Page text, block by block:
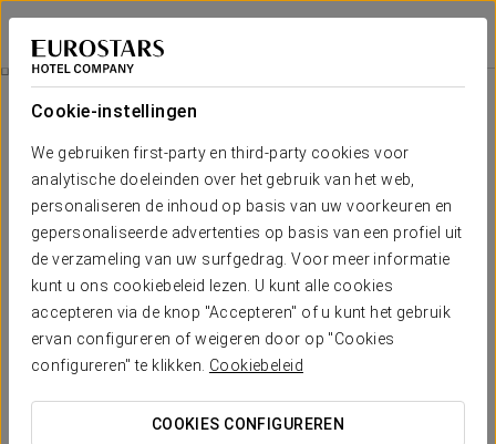
Cookie-instellingen
We gebruiken first-party en third-party cookies voor
analytische doeleinden over het gebruik van het web,
personaliseren de inhoud op basis van uw voorkeuren en
gepersonaliseerde advertenties op basis van een profiel uit
de verzameling van uw surfgedrag. Voor meer informatie
kunt u ons cookiebeleid lezen. U kunt alle cookies
accepteren via de knop "Accepteren" of u kunt het gebruik
ervan configureren of weigeren door op "Cookies
configureren" te klikken. Cookiebeleid
COOKIES CONFIGUREREN
Eurostars Don Cándido
BARCELONA - TERRASSA
Kamers
Het comfort en de rust die je nodig
hebt
Eurostars Don Cándido beschikt over110 ruime en lichte
kamers. Deze ruime kamers zijn comfortabel ingericht en
staan garant voor optimaal comfort op maat van jouw
behoeften.
VERMELDENSWAARDIGE VOORZIENINGEN
Aantal kamers